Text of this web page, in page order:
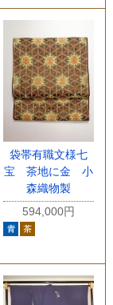
袋帯有職文様七
宝 茶地に金 小
森織物製
594,000円